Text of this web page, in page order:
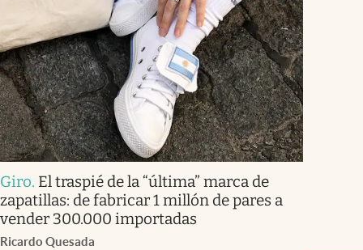
Giro. El traspié de la “última” marca de
zapatillas: de fabricar 1 millón de pares a
vender 300.000 importadas
Ricardo Quesada